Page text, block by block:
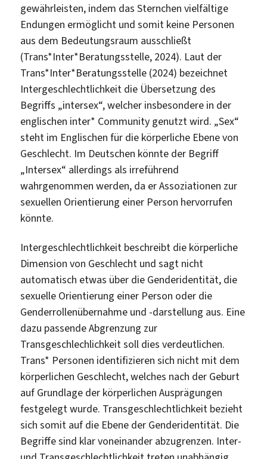
gewährleisten, indem das Sternchen vielfältige
Endungen ermöglicht und somit keine Personen
aus dem Bedeutungsraum ausschließt
(Trans*Inter*Beratungsstelle, 2024). Laut der
Trans*Inter*Beratungsstelle (2024) bezeichnet
Intergeschlechtlichkeit die Übersetzung des
Begriffs „intersex“, welcher insbesondere in der
englischen inter* Community genutzt wird. „Sex“
steht im Englischen für die körperliche Ebene von
Geschlecht. Im Deutschen könnte der Begriff
„Intersex“ allerdings als irreführend
wahrgenommen werden, da er Assoziationen zur
sexuellen Orientierung einer Person hervorrufen
könnte.
Intergeschlechtlichkeit beschreibt die körperliche
Dimension von Geschlecht und sagt nicht
automatisch etwas über die Genderidentität, die
sexuelle Orientierung einer Person oder die
Genderrollenübernahme und -darstellung aus. Eine
dazu passende Abgrenzung zur
Transgeschlechlichkeit soll dies verdeutlichen.
Trans* Personen identifizieren sich nicht mit dem
körperlichen Geschlecht, welches nach der Geburt
auf Grundlage der körperlichen Ausprägungen
festgelegt wurde. Transgeschlechtlichkeit bezieht
sich somit auf die Ebene der Genderidentität. Die
Begriffe sind klar voneinander abzugrenzen. Inter-